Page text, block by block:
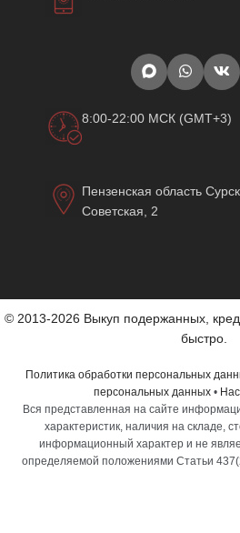
8:00-22:00 МСК (GMT+3)
Пензенская область
Советская, 2
© 2013-2026 Выкуп подержанных,
быстро.
Политика обработки персональных
персональных данных •
Вся представленная на сайте
характеристик, наличия на складе,
информационный характер и не
определяемой положениями Статьи